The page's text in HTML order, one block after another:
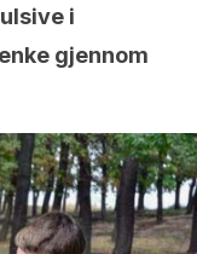
i
gjennom